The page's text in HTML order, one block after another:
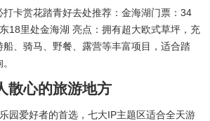
打卡赏花踏青好去处推荐：金海湖门票：34
18里处金海湖 亮点：拥有超大欧式草坪，充
、骑马、野餐、露营等丰富项目，适合踏
散心的旅游地方
园爱好者的首选，七大IP主题区适合全天游